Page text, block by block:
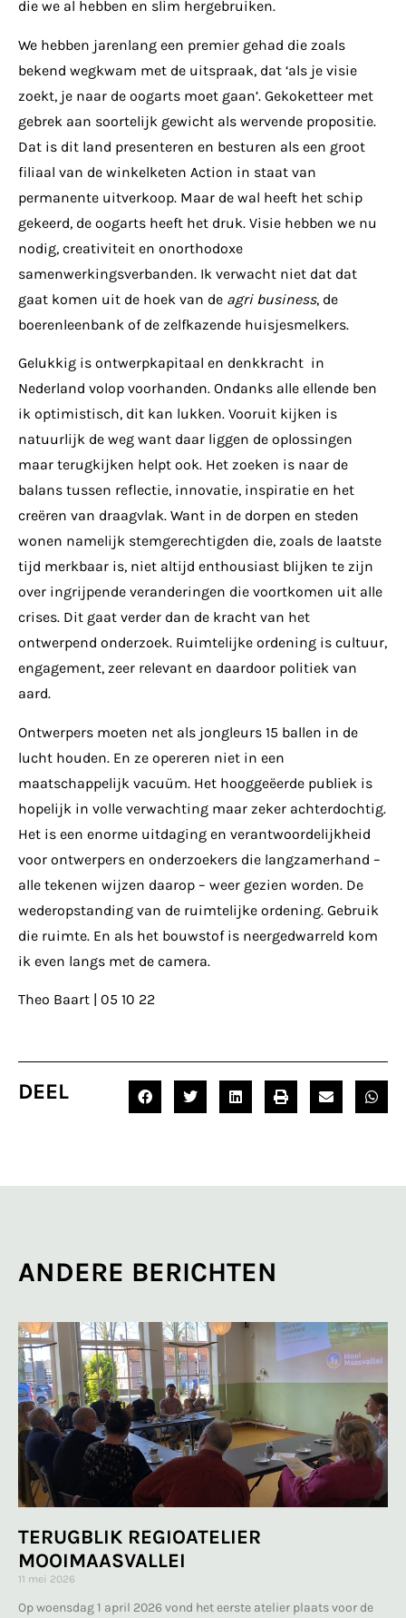
die we al hebben en slim hergebruiken.
We hebben jarenlang een premier gehad die zoals
bekend wegkwam met de uitspraak, dat ‘als je visie
zoekt, je naar de oogarts moet gaan’. Gekoketteer met
gebrek aan soortelijk gewicht als wervende propositie.
Dat is dit land presenteren en besturen als een groot
filiaal van de winkelketen Action in staat van
permanente uitverkoop. Maar de wal heeft het schip
gekeerd, de oogarts heeft het druk. Visie hebben we nu
nodig, creativiteit en onorthodoxe
samenwerkingsverbanden. Ik verwacht niet dat dat
gaat komen uit de hoek van de agri business, de
boerenleenbank of de zelfkazende huisjesmelkers.
Gelukkig is ontwerpkapitaal en denkkracht in
Nederland volop voorhanden. Ondanks alle ellende ben
ik optimistisch, dit kan lukken. Vooruit kijken is
natuurlijk de weg want daar liggen de oplossingen
maar terugkijken helpt ook. Het zoeken is naar de
balans tussen reflectie, innovatie, inspiratie en het
creëren van draagvlak. Want in de dorpen en steden
wonen namelijk stemgerechtigden die, zoals de laatste
tijd merkbaar is, niet altijd enthousiast blijken te zijn
over ingrijpende veranderingen die voortkomen uit alle
crises. Dit gaat verder dan de kracht van het
ontwerpend onderzoek. Ruimtelijke ordening is cultuur,
engagement, zeer relevant en daardoor politiek van
aard.
Ontwerpers moeten net als jongleurs 15 ballen in de
lucht houden. En ze opereren niet in een
maatschappelijk vacuüm. Het hooggeëerde publiek is
hopelijk in volle verwachting maar zeker achterdochtig.
Het is een enorme uitdaging en verantwoordelijkheid
voor ontwerpers en onderzoekers die langzamerhand –
alle tekenen wijzen daarop – weer gezien worden. De
wederopstanding van de ruimtelijke ordening. Gebruik
die ruimte. En als het bouwstof is neergedwarreld kom
ik even langs met de camera.
Theo Baart | 05 10 22
DEEL
ANDERE BERICHTEN
TERUGBLIK REGIOATELIER
MOOIMAASVALLEI
11 mei 2026
Op woensdag 1 april 2026 vond het eerste atelier plaats voor de